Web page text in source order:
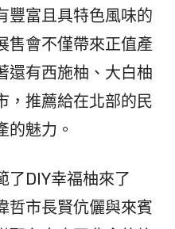
富且具特色風味的
售會不僅帶來正值產
還有西施柚、大白柚
，推薦給在北部的民
的魅力。
DIY幸福柚來了
哲市長賢伉儷與來賓